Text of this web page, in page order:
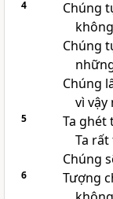
4
Chúng
Chúng
Chúng
vì vậy
5 Ta ghét
Ta
Chúng
6
Tượng